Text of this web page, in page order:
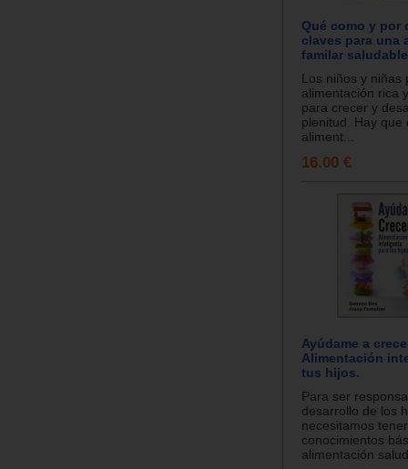
Qué como y por
claves para una
familar saludable
Los niños y niñas
alimentación rica
para crecer y
plenitud. Hay que
aliment...
16.00 €
Ayúdame a
Alimentación
tus hijos.
Para ser
desarrollo de los
necesitamos
conocimientos
alimentación